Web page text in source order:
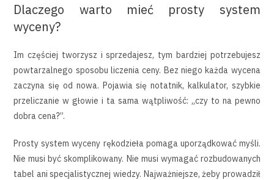
Dlaczego warto mieć prosty system
wyceny?
Im częściej tworzysz i sprzedajesz, tym bardziej potrzebujesz
powtarzalnego sposobu liczenia ceny. Bez niego każda wycena
zaczyna się od nowa. Pojawia się notatnik, kalkulator, szybkie
przeliczanie w głowie i ta sama wątpliwość: „czy to na pewno
dobra cena?”.
Prosty system wyceny rękodzieła pomaga uporządkować myśli.
Nie musi być skomplikowany. Nie musi wymagać rozbudowanych
tabel ani specjalistycznej wiedzy. Najważniejsze, żeby prowadził